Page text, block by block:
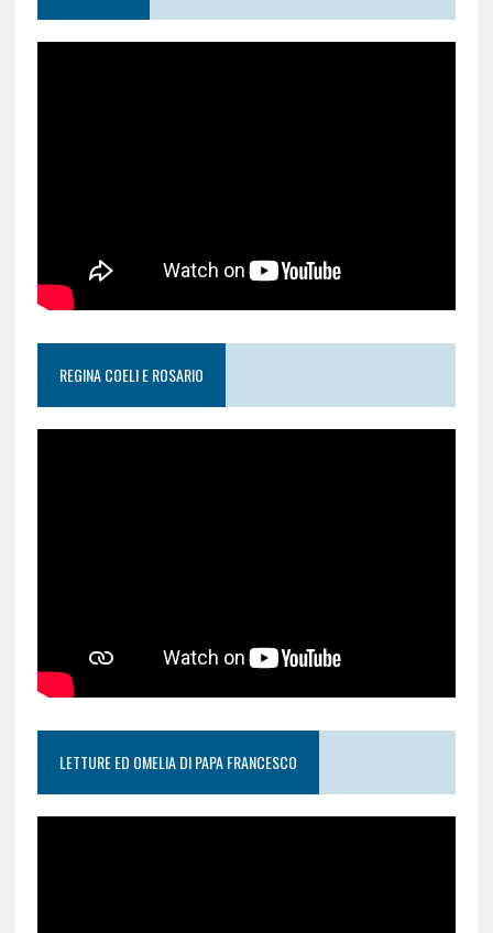
REGINA COELI E ROSARIO
LETTURE ED OMELIA DI PAPA FRANCESCO